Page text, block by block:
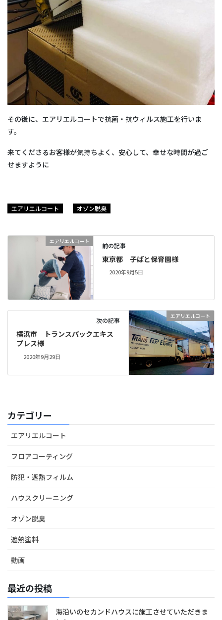
その後に、エアリエルコートで抗菌・抗ウィルス施工を行いま
す。
来てくださるお客様が気持ちよく、安心して、幸せな時間が過ご
せますように
エアリエルコート オゾン脱臭
エアリエルコート
前の記事
東京都 子ばと保育園様
2020年9月5日
エアリエルコート
次の記事
横浜市 トランスパックエキス
プレス様
2020年9月29日
カテゴリー
エアリエルコート
フロアコーティング
防犯・遮熱フィルム
ハウスクリーニング
オゾン脱臭
遮熱塗料
動画
最近の投稿
海沿いのセカンドハウスに施工させていただきま